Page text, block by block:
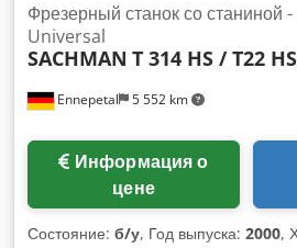
Ennepetal 5 552 km
Фрезерный станок со станиной -
Universal
SACHMAN T 314 HS / T22 HS
цене
Состояние: б/у, Год выпуска: 2000,